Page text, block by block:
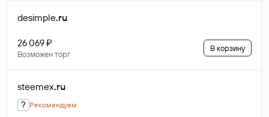
desimple.ru
26 069 ₽
Возможен торг
В корзину
steemex.ru
? Рекомендуем